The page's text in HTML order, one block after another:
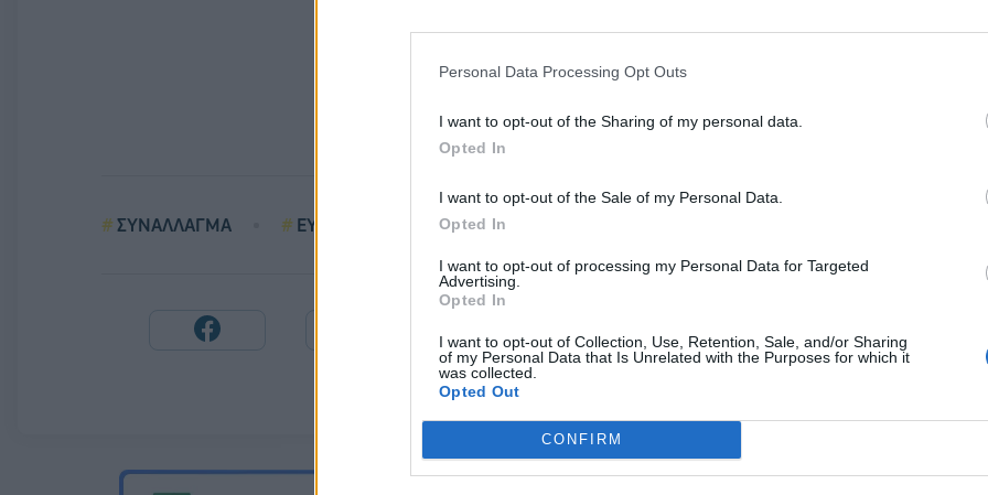
Personal Data Processing Opt Outs
I want to opt-out of the Sharing of my personal data.
Opted In
I want to opt-out of the Sale of my Personal Data.
Opted In
I want to opt-out of processing my Personal Data for Targeted
Advertising.
Opted In
I want to opt-out of Collection, Use, Retention, Sale, and/or Sharing
of my Personal Data that Is Unrelated with the Purposes for which it
was collected.
Opted Out
CONFIRM
ΣΥΝΑΛΛΑΓΜΑ ΕΥΡΩ ΔΟΛΑΡΙΑ